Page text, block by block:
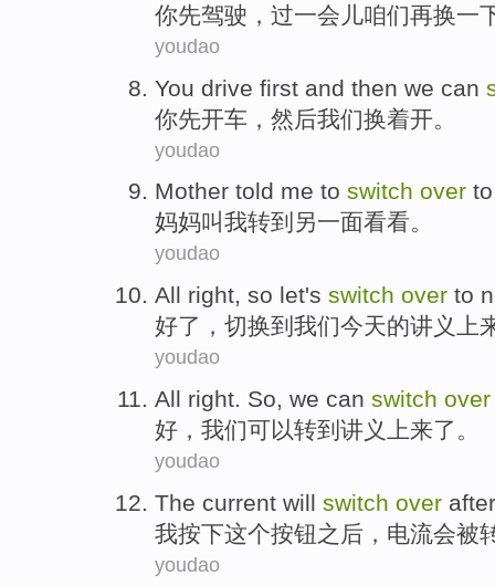
你先驾驶 ， 过一会儿咱们再换一
youdao
You drive first and then we can
你先开车 ， 然后我们换着开。
youdao
Mother told me to switch over to
妈妈叫我转到 另一面看看。
youdao
All right, so let's switch over to
好了， 切换到 我们今天的讲义 上
youdao
All right. So, we can switch over
好 ， 我们可以转到 讲义上来了 。
youdao
The current will switch over after
我按下这个按钮之后 ， 电流会被
youdao